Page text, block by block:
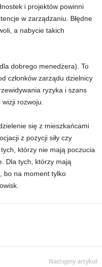
i projektów powinni
w zarządzaniu. Błędne
a nabycie takich
dobrego menedżera). To
członków zarządu dzielnicy
ryzyka i szans
rozwoju.
się z mieszkańcami
z pozycji siły czy
którzy nie mają poczucia
Dla tych, którzy mają
bo na moment tylko
Następny artykuł